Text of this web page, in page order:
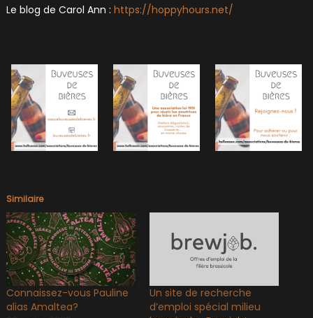
Le blog de Carol Ann : https://hoppyhours.net/
Similaire
Connaissez-vous Pauline
alias Amaltea?
Un site de recherche
d’emploi spécial milieu